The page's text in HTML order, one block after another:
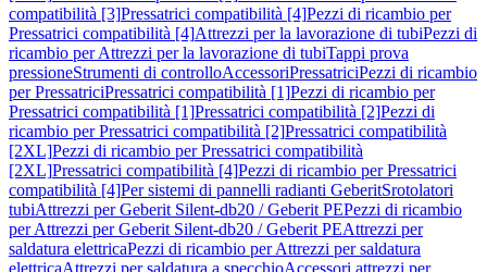
compatibilità [3]Pressatrici compatibilità [4]Pezzi di ricambio per
Pressatrici compatibilità [4]Attrezzi per la lavorazione di tubiPezzi di
ricambio per Attrezzi per la lavorazione di tubiTappi prova
pressioneStrumenti di controlloAccessoriPressatriciPezzi di ricambio
per PressatriciPressatrici compatibilità [1]Pezzi di ricambio per
Pressatrici compatibilità [1]Pressatrici compatibilità [2]Pezzi di
ricambio per Pressatrici compatibilità [2]Pressatrici compatibilità
[2XL]Pezzi di ricambio per Pressatrici compatibilità
[2XL]Pressatrici compatibilità [4]Pezzi di ricambio per Pressatrici
compatibilità [4]Per sistemi di pannelli radianti GeberitSrotolatori
tubiAttrezzi per Geberit Silent-db20 / Geberit PEPezzi di ricambio
per Attrezzi per Geberit Silent-db20 / Geberit PEAttrezzi per
saldatura elettricaPezzi di ricambio per Attrezzi per saldatura
elettricaAttrezzi per saldatura a specchioAccessori attrezzi per